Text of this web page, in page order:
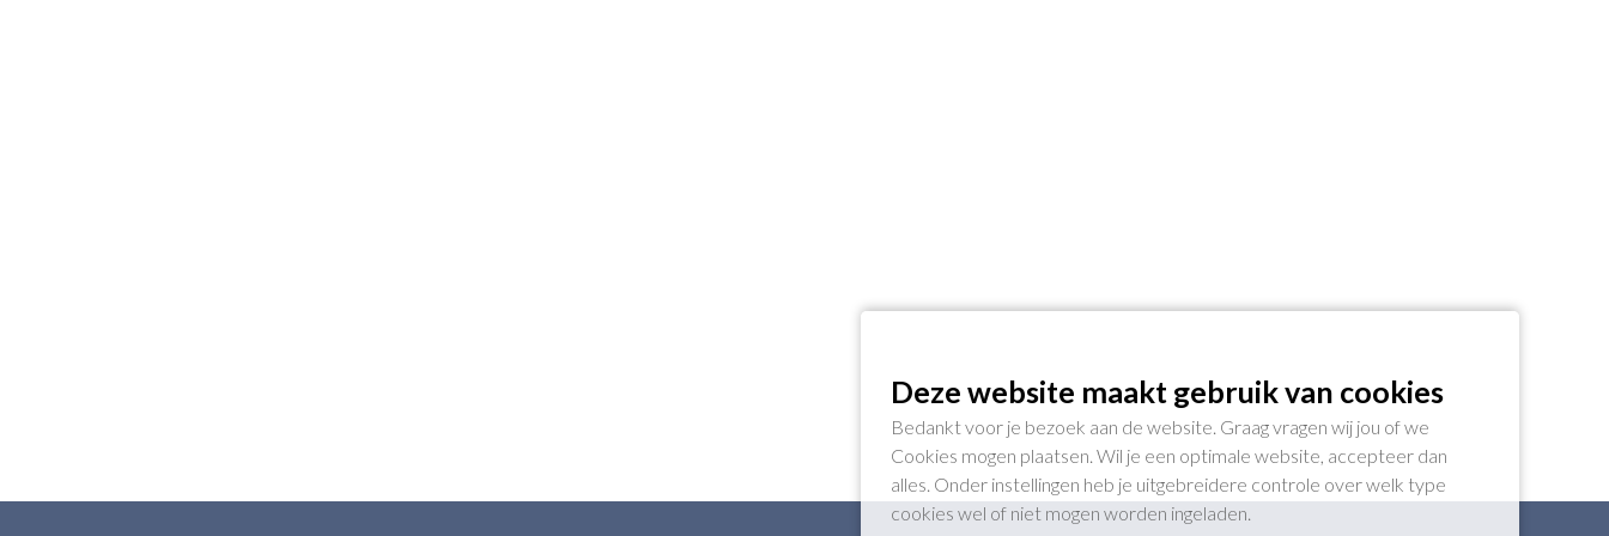
Deze website maakt gebruik van cookies
Bedankt voor je bezoek aan de website. Graag vragen wij jou of we
Cookies mogen plaatsen. Wil je een optimale website, accepteer dan
alles. Onder instellingen heb je uitgebreidere controle over welk type
cookies wel of niet mogen worden ingeladen.